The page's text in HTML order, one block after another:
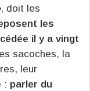
, doit les
les
il y a vingt
sacoches, la
leur
: parler du